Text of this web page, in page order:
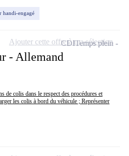
handi-engagé
- Allemand
de colis dans le respect des procédures et
les colis à bord du véhicule ; Représenter
CDITemps plein
Ajouter cette offre à ma sélection